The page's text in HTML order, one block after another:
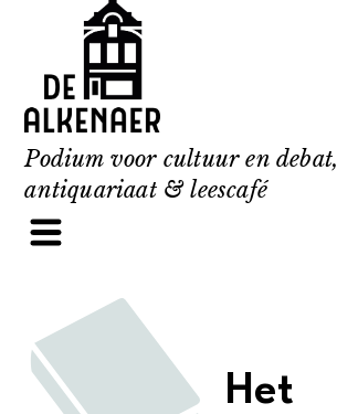
content
Podium voor cultuur en debat,
antiquariaat & leescafé
Het